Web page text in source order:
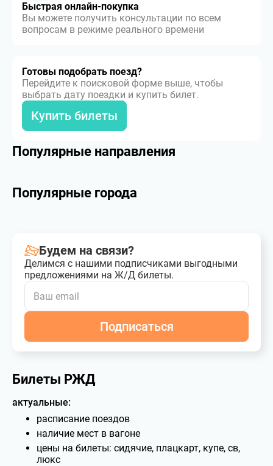
Быстрая онлайн-покупка
Вы можете получить консультации по всем
вопросам в режиме реального времени
Готовы подобрать поезд?
Перейдите к поисковой форме выше, чтобы
выбрать дату поездки и купить билет.
Купить билеты
Популярные направления
Популярные города
Будем на связи?
Делимся с нашими подписчиками выгодными
предложениями на Ж/Д билеты.
Подписаться
Билеты РЖД
актуальные:
расписание поездов
наличие мест в вагоне
цены на билеты: сидячие, плацкарт, купе, св,
люкс